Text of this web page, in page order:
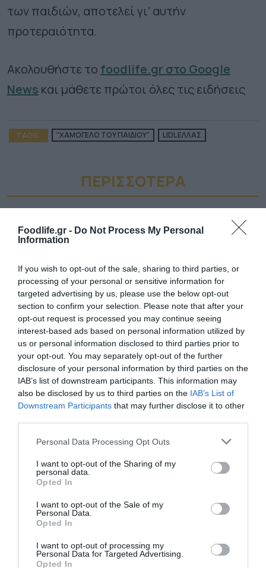
Foodlife.gr - Do Not Process My Personal
Information
If you wish to opt-out of the sale, sharing to third parties, or
processing of your personal or sensitive information for
targeted advertising by us, please use the below opt-out
section to confirm your selection. Please note that after your
opt-out request is processed you may continue seeing
interest-based ads based on personal information utilized by
us or personal information disclosed to third parties prior to
your opt-out. You may separately opt-out of the further
disclosure of your personal information by third parties on the
IAB’s list of downstream participants. This information may
also be disclosed by us to third parties on the IAB’s List of
Downstream Participants that may further disclose it to other
Please note that this website/app uses one or more Google
not limited to your visit or usage behaviour. You may click to
grant or deny consent to Google and its third-party tags to
use your data for below specified purposes in below Google
consent section.
Personal Data Processing Opt Outs
I want to opt-out of the Sharing of my
personal data.
Opted In
I want to opt-out of the Sale of my
Personal Data.
Opted In
I want to opt-out of processing my
Personal Data for Targeted Advertising.
Opted In
των παιδιών, αποτελεί γι’ αυτήν
προτεραιότητα.
Ακολουθήστε το foodlife.gr στο Google
News και μάθετε πρώτοι όλες τις ειδήσεις
TAGS: "ΧΑΜΟΓΕΛΟ ΤΟΥ ΠΑΙΔΙΟΥ" LIDL ΕΛΛΑΣ
ΠΕΡΙΣΣΟΤΕΡA
01.08.2026
Λιανεμπόριο: Οι «κερδισμένοι» των
πωλήσεων πριν από την έναρξη του
καλοκαιριού